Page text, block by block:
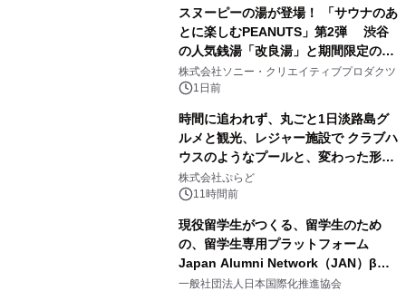
スヌーピーの湯が登場！ 「サウナのあ
とに楽しむPEANUTS」第2弾 渋谷
の人気銭湯「改良湯」と期間限定のコ
ラボレーション サウナイキタイコラ
ボグッズも発売決定！
株式会社ソニー・クリエイティブプロダクツ
1日前
時間に追われず、丸ごと1日淡路島グ
ルメと観光、レジャー施設で クラブハ
ウスのようなプールと、変わった形の
サウナも 「THE BOXY AWAJI」のお
得な素泊まり連泊プランで
株式会社ぷらど
11時間前
現役留学生がつくる、留学生のため
の、留学生専用プラットフォーム
Japan Alumni Network（JAN）β版
をリリース
一般社団法人日本国際化推進協会